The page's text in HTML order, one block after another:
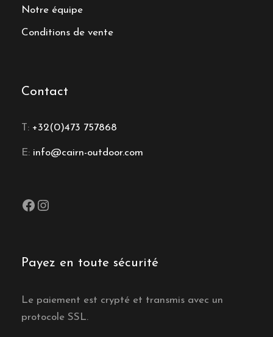
Notre équipe
Conditions de vente
Contact
T: +32(0)473 757868
E: info@cairn-outdoor.com
Facebook Instagram
Payez en toute sécurité
Le paiement est crypté et transmis avec un
protocole SSL.